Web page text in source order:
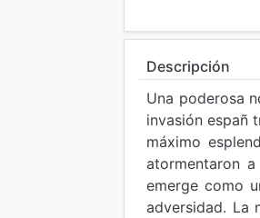
Descripción
Una poderosa
invasión españ
máximo
atormentaron
emerge como
adversidad. La